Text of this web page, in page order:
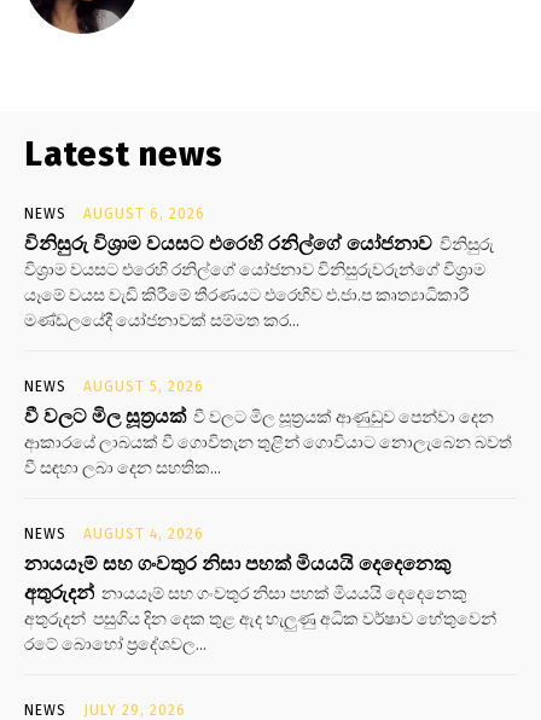
Latest news
NEWS AUGUST 6, 2026
විනිසුරු විශ්‍රාම වයසට එරෙහි රනිල්ගේ යෝජනාව විනිසුරු
විශ්‍රාම වයසට එරෙහි රනිල්ගේ යෝජනාව විනිසුරුවරුන්ගේ විශ්‍රාම
යෑමේ වයස වැඩි කිරීමේ තීරණයට එරෙහිව එ.ජා.ප කෘත්‍යාධිකාරී
මණ්ඩලයේදී යෝජනාවක් සම්මත කර...
NEWS AUGUST 5, 2026
වී වලට මිල සූත්‍රයක් වී වලට මිල සූත්‍රයක් ආණුඩුව පෙන්වා දෙන
ආකාරයේ ලාබයක් වී ගොවිතැන තුළින් ගොවියාට නොලැබෙන බවත්
වී සඳහා ලබා දෙන සහතික...
NEWS AUGUST 4, 2026
නායයෑම් සහ ගංවතුර නිසා පහක් මියයයි දෙදෙනෙකු
අතුරුදන් නායයෑම් සහ ගංවතුර නිසා පහක් මියයයි දෙදෙනෙකු
අතුරුදන් පසුගිය දින දෙක තුළ ඇද හැලුණු අධික වර්ෂාව හේතුවෙන්
රටේ බොහෝ ප්‍රදේශවල...
NEWS JULY 29, 2026